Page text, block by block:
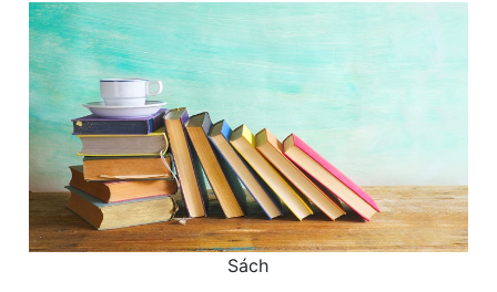
Sách